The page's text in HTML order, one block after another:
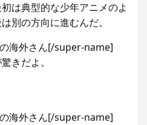
は典型的な少年アニメのよ
別の方向に進むんだ。
海外さん[/super-name]
きだよ。
海外さん[/super-name]